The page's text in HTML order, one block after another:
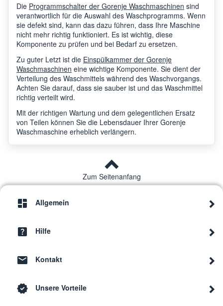
Die Programmschalter der Gorenje Waschmaschinen sind
verantwortlich für die Auswahl des Waschprogramms. Wenn
sie defekt sind, kann das dazu führen, dass Ihre Maschine
nicht mehr richtig funktioniert. Es ist wichtig, diese
Komponente zu prüfen und bei Bedarf zu ersetzen.
Zu guter Letzt ist die Einspülkammer der Gorenje
Waschmaschinen eine wichtige Komponente. Sie dient der
Verteilung des Waschmittels während des Waschvorgangs.
Achten Sie darauf, dass sie sauber ist und das Waschmittel
richtig verteilt wird.
Mit der richtigen Wartung und dem gelegentlichen Ersatz
von Teilen können Sie die Lebensdauer Ihrer Gorenje
Waschmaschine erheblich verlängern.
Zum Seitenanfang
Allgemein
Hilfe
Kontakt
Unsere Vorteile